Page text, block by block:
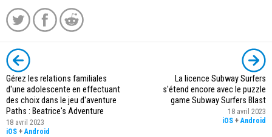
Gérez les relations familiales
d'une adolescente en effectuant
des choix dans le jeu d'aventure
Paths : Beatrice's Adventure
18 avril 2023
iOS +Android
La licence Subway Surfers
s'étend encore avec le puzzle
game Subway Surfers Blast
18 avril 2023
iOS +Android